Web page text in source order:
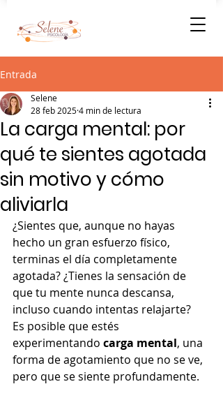
Entrada
La carga mental: por
qué te sientes agotada
sin motivo y cómo
aliviarla
Selene
28 feb 20254 min de lectura
¿Sientes que, aunque no hayas
hecho un gran esfuerzo físico,
terminas el día completamente
agotada? ¿Tienes la sensación de
que tu mente nunca descansa,
incluso cuando intentas relajarte?
Es posible que estés
experimentando carga mental, una
forma de agotamiento que no se ve,
pero que se siente profundamente.